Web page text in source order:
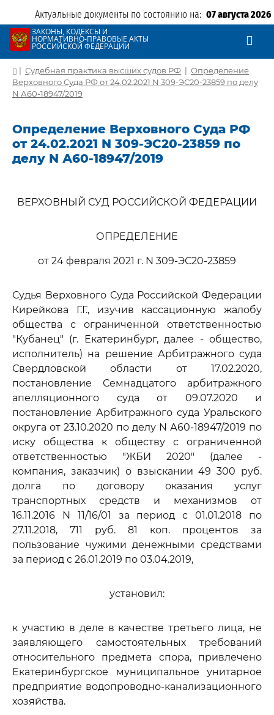
Актуальные документы по состоянию на: 07 августа 2026
ЗАКОНЫ, КОДЕКСЫ И
НОРМАТИВНО-ПРАВОВЫЕ АКТЫ
РОССИЙСКОЙ ФЕДЕРАЦИИ
| Судебная практика высших судов РФ | Определение
Верховного Суда РФ от 24.02.2021 N 309-ЭС20-23859 по делу
N А60-18947/2019
Определение Верховного Суда РФ
от 24.02.2021 N 309-ЭС20-23859 по
делу N А60-18947/2019
ВЕРХОВНЫЙ СУД РОССИЙСКОЙ ФЕДЕРАЦИИ
ОПРЕДЕЛЕНИЕ
от 24 февраля 2021 г. N 309-ЭС20-23859
Судья Верховного Суда Российской Федерации
Кирейкова Г.Г., изучив кассационную жалобу
общества с ограниченной ответственностью
"Кубанец" (г. Екатеринбург, далее - общество,
исполнитель) на решение Арбитражного суда
Свердловской области от 17.02.2020,
постановление Семнадцатого арбитражного
апелляционного суда от 09.07.2020 и
постановление Арбитражного суда Уральского
округа от 23.10.2020 по делу N А60-18947/2019 по
иску общества к обществу с ограниченной
ответственностью "ЖБИ 2020" (далее -
компания, заказчик) о взыскании 49 300 руб.
долга по договору оказания услуг
транспортных средств и механизмов от
16.11.2016 N 11/16/01 за период с 01.01.2018 по
27.11.2018, 711 руб. 81 коп. процентов за
пользование чужими денежными средствами
за период с 26.01.2019 по 03.04.2019,
установил:
к участию в деле в качестве третьего лица, не
заявляющего самостоятельных требований
относительного предмета спора, привлечено
Екатеринбургское муниципальное унитарное
предприятие водопроводно-канализационного
хозяйства.